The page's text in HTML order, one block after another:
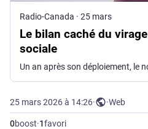
Radio-Canada · 25 mars
Le bilan caché du
sociale
25 mars 2026 à 14:26· ·Web
0boost·1favori